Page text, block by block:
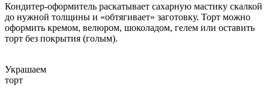
Кондитер-оформитель раскатывает сахарную мастику скалкой
до нужной толщины и «обтягивает» заготовку. Торт можно
оформить кремом, велюром, шоколадом, гелем или оставить
торт без покрытия (голым).
Украшаем
торт